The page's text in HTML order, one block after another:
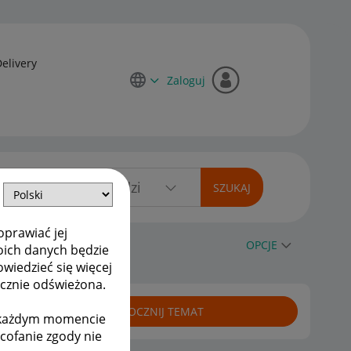
jej
danych będzie
się więcej
odświeżona.
momencie
zgody nie
Zaloguj
OPCJE
ROZPOCZNIJ TEMAT